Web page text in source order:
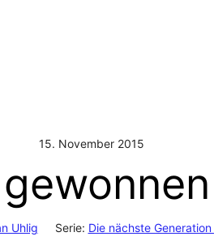
15. November 2015
Uhlig Serie: Die nächste